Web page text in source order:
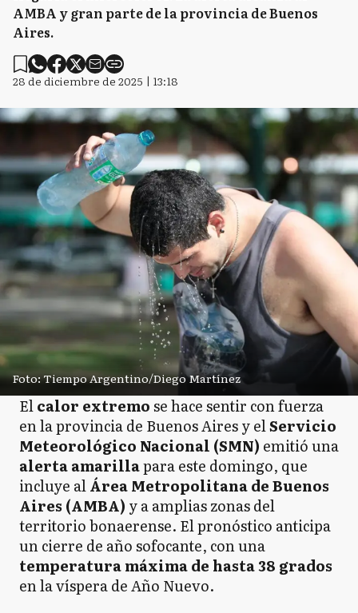
AMBA y gran parte de la provincia de Buenos
Aires.
28 de diciembre de 2025 | 13:18
Foto: Tiempo Argentino/Diego Martínez
Elcalor extremose hace sentir con fuerza
en la provincia de Buenos Aires y elServicio
Meteorológico Nacional (SMN) emitió una
alerta amarillapara este domingo, que
incluye alÁrea Metropolitana de Buenos
Aires (AMBA) y a amplias zonas del
territorio bonaerense. El pronóstico anticipa
un cierre de año sofocante, con una
temperatura máxima de hasta 38 grados
en la víspera de Año Nuevo.